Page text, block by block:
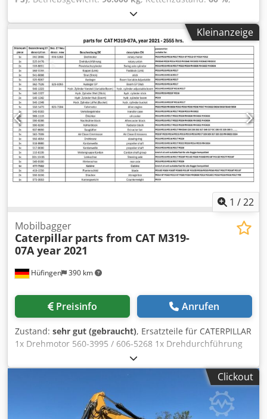
, Betriebsstunden:
Kabine, Klimaanlage, CATERPILLAR 390FL ME Baujahr: 2015
Betriebsstunden: 12.866 Std. geschlossene Schutzkabine
Klimaanlage Radio Rückfahrkamera Zentralschmierung
Standardausleger Stiellänge: 2,90 m. Felslöffel mit Messer
2,20m. breit Laufwerk ca. 60% erhalten Bodenplatten 650
mm breit CAT C18 Motor mit 406 kW CE / EPA Dwjdsy U I
Hbspfx Aiisa Einsatzgewicht: 90 to.
Kleinanzeige
1 /22
Hüfingen 390 km
Mobilbagger
Caterpillar parts from CAT M319-
07A year 2021
Preisinfo Anrufen
Zustand: sehr gut (gebraucht), Ersatzteile für CATERPILLAR
1x Drehmotor 560-3995 / 606-5268 1x Drehdurchführung
525-9476 2x Pendelachszylilinder 568-8851 1x Koppel (Link)
568-9344 1x Stiel (Stick) 541-6698 1x Boom Variable
Adjustable 525-9267 1x Boom GP Stub 562-7526/525-9265
1x Hydr. Zylinder Verstell (Variable Boom) 540-1323 1x
Hydr. Zylinder Stiel (Stick) 540-1327 2x Hydr. Zylinder Hub
Clickout